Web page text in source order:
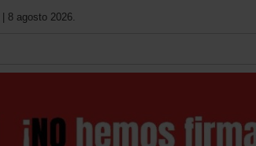
| 8 agosto 2026.